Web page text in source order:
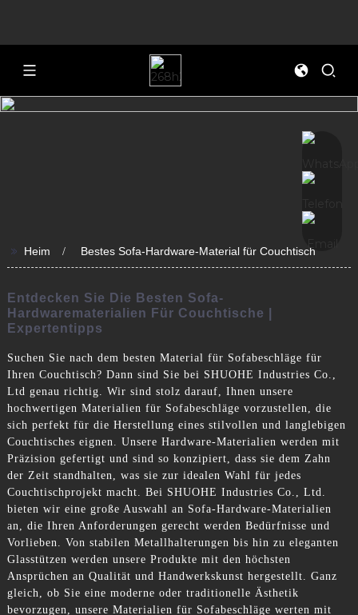
>> Heim Bestes Sofa-Hardware-Material für Couchtisch
Entdecken Sie Die Besten Sofa-
Hardwarematerialien Für Couchtische |
Expertentipps
Suchen Sie nach dem besten Material für Sofabeschläge für
Ihren Couchtisch? Dann sind Sie bei SHUOHE Industries Co.,
Ltd genau richtig. Wir sind stolz darauf, Ihnen unsere
hochwertigen Materialien für Sofabeschläge vorzustellen, die
sich perfekt für die Herstellung eines stilvollen und langlebigen
Couchtisches eignen. Unsere Hardware-Materialien werden mit
Präzision gefertigt und sind so konzipiert, dass sie dem Zahn
der Zeit standhalten, was sie zur idealen Wahl für jedes
Couchtischprojekt macht. Bei SHUOHE Industries Co., Ltd.
bieten wir eine große Auswahl an Sofa-Hardware-Materialien
an, die Ihren Anforderungen gerecht werden Bedürfnisse und
Vorlieben. Von stabilen Metallhalterungen bis hin zu eleganten
Glasstützen werden unsere Produkte mit den höchsten
Ansprüchen an Qualität und Handwerkskunst hergestellt. Ganz
gleich, ob Sie eine moderne oder traditionelle Ästhetik
bevorzugen, unsere Materialien für Sofabeschläge werten mit